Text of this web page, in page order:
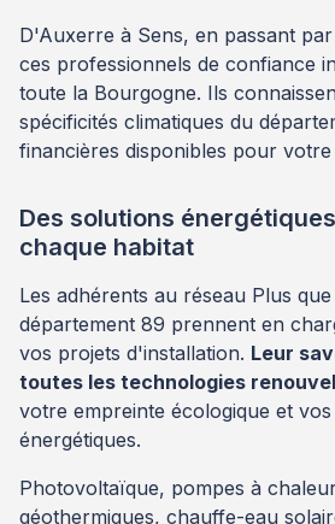
D'Auxerre à Sens, en passant
ces professionnels de confiance
toute la Bourgogne. Ils
spécificités climatiques du
financières disponibles pour
Des solutions
chaque habitat
Les adhérents au réseau Plus
département 89 prennent en
vos projets d'installation. Leur
toutes les technologies
votre empreinte écologique et
énergétiques.
Photovoltaïque, pompes à
géothermiques, chauffe-eau